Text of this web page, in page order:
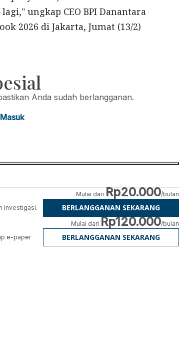
ungkap CEO BPI Danantara
2026 di Jakarta, Jumat (13/2)
Anda sudah berlangganan.
Masuk
investigasi.
Mulai dari Rp20.000/bulan
BERLANGGANAN SEKARANG
e-paper
Mulai dari Rp120.000/bulan
BERLANGGANAN SEKARANG